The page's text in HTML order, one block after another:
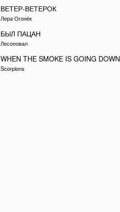
ВЕТЕР-ВЕТЕРОК
Лера Огонёк
БЫЛ ПАЦАН
Лесоповал
WHEN THE SMOKE IS GOING DOWN
Scorpions